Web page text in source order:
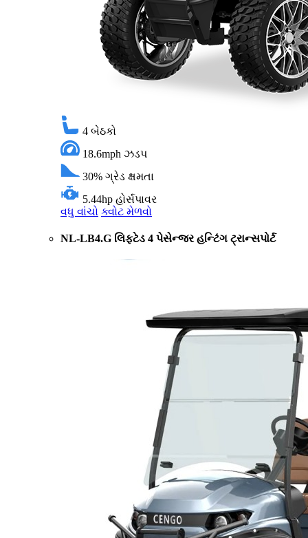
4 બેઠકો
18.6mph ઝડપ
30% ગ્રેડ ક્ષમતા
5.44hp હોર્સપાવર
વધુ વાંચો ક્વોટ મેળવો
NL-LB4.G લિફ્ટેડ 4 પેસેન્જર હન્ટિંગ ટ્રાન્સપોર્ટ